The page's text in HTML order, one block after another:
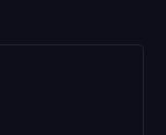
Houston.
i mai 2026,